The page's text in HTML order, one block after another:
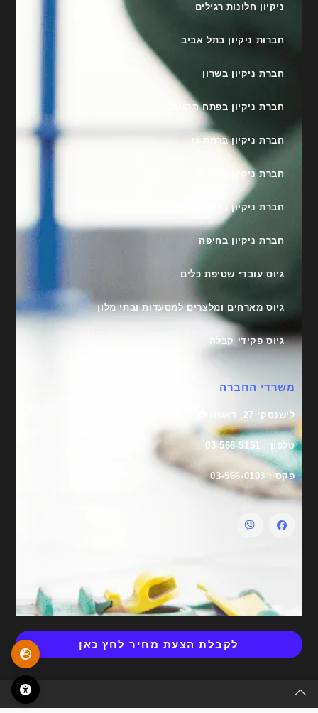
ניקיון חלונות רגילים
חברות ניקיון בתל אביב
חברת ניקיון בשרון
חברת ניקיון בפתח תקווה
חברת ניקיון ברמת גן
חברת ניקיון בנתניה
חברת ניקיון בראשון לציון
חברת ניקיון בחיפה
גיוס עובדי שטיפת כלים
גיוס מארחים ומלצרים למסעדות ובתי מלון
גיוס פקידי קבלה
משרדי החברה
לישנסקי 27, ראשון לציון, 75650
טלפון : 03-566-5151
פקס : 03-566-0103
לקבלת הצעת מחיר לחץ כאן